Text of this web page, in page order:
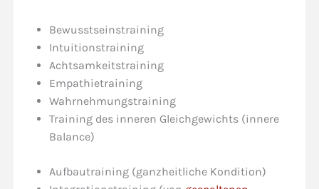
Bewusstseinstraining
Intuitionstraining
Achtsamkeitstraining
Empathietraining
Wahrnehmungstraining
Training des inneren Gleichgewichts (innere
Balance)
Aufbautraining (ganzheitliche Kondition)